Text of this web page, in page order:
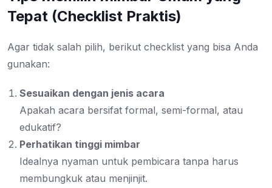
Tepat (Checklist Praktis)
Agar tidak salah pilih, berikut checklist yang bisa Anda
gunakan:
Sesuaikan dengan jenis acara
Apakah acara bersifat formal, semi-formal, atau
edukatif?
Perhatikan tinggi mimbar
Idealnya nyaman untuk pembicara tanpa harus
membungkuk atau menjinjit.